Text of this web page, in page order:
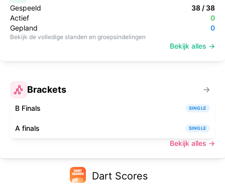
Gespeeld 38 / 38
Actief
0
Gepland
0
Bekijk de volledige standen en groepsindelingen
Bekijk alles →
Brackets
B Finals SINGLE
A finals SINGLE
Bekijk alles →
Dart Scores